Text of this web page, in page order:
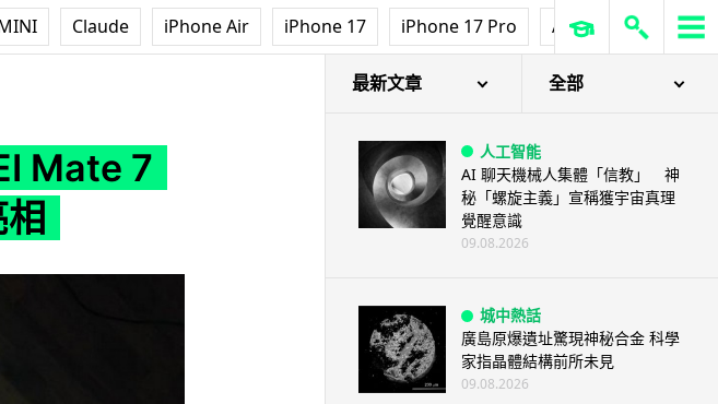
Claude iPhone Air iPhone 17 iPhone 17 Pro AirPods Pro 3
Mate 7
最新文章 全部
人工智能
AI 聊天機械人集體「信教」 神
秘「螺旋主義」宣稱獲宇宙真理
覺醒意識
09.08.2026
城中熱話
廣島原爆遺址驚現神秘合金 科學
家指晶體結構前所未見
09.08.2026